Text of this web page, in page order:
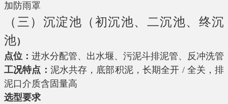
加防雨罩
（三）沉淀池（初沉池、二沉池、终沉
池）
点位： 进水分配管、出水堰、污泥斗排泥管、反冲洗管
工况特点： 泥水共存，底部积泥，长期全开 / 全关，排
泥口介质含固量高
选型要求